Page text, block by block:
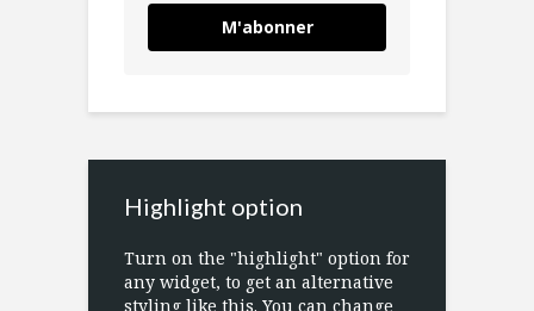
M'abonner
Highlight option
Turn on the "highlight" option for
any widget, to get an alternative
styling like this. You can change